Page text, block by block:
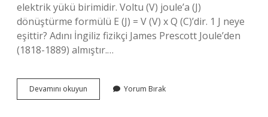
elektrik yükü birimidir. Voltu (V) joule’a (J)
dönüştürme formülü E (J) = V (V) x Q (C)’dir. 1 J neye
eşittir? Adını İngiliz fizikçi James Prescott Joule’den
(1818-1889) almıştır.…
Devamını okuyun
Nasıl
Yorum Bırak